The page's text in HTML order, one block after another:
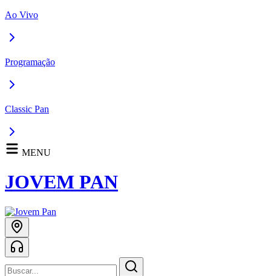
Ao Vivo
Programação
Classic Pan
MENU
JOVEM PAN